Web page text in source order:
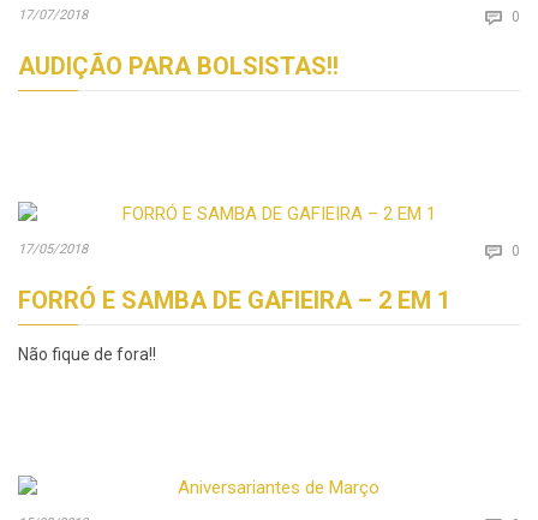
17/07/2018  0
AUDIÇÃO PARA BOLSISTAS!!
17/05/2018  0
FORRÓ E SAMBA DE GAFIEIRA – 2 EM 1
Não fique de fora!!